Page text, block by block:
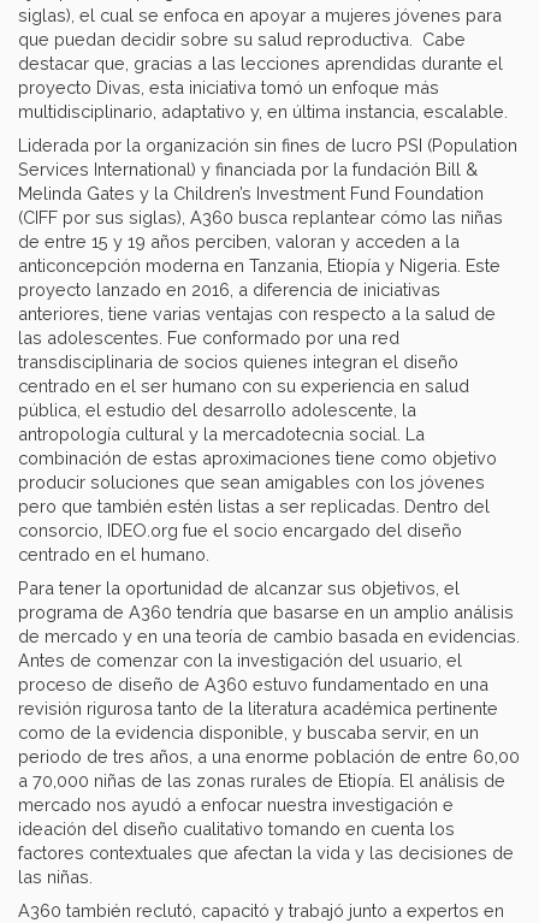
siglas), el cual se enfoca en apoyar a mujeres jóvenes para
que puedan decidir sobre su salud reproductiva. Cabe
destacar que, gracias a las lecciones aprendidas durante el
proyecto Divas, esta iniciativa tomó un enfoque más
multidisciplinario, adaptativo y, en última instancia, escalable.
Liderada por la organización sin fines de lucro PSI (Population
Services International) y financiada por la fundación Bill &
Melinda Gates y la Children’s Investment Fund Foundation
(CIFF por sus siglas), A360 busca replantear cómo las niñas
de entre 15 y 19 años perciben, valoran y acceden a la
anticoncepción moderna en Tanzania, Etiopía y Nigeria. Este
proyecto lanzado en 2016, a diferencia de iniciativas
anteriores, tiene varias ventajas con respecto a la salud de
las adolescentes. Fue conformado por una red
transdisciplinaria de socios quienes integran el diseño
centrado en el ser humano con su experiencia en salud
pública, el estudio del desarrollo adolescente, la
antropología cultural y la mercadotecnia social. La
combinación de estas aproximaciones tiene como objetivo
producir soluciones que sean amigables con los jóvenes
pero que también estén listas a ser replicadas. Dentro del
consorcio, IDEO.org fue el socio encargado del diseño
centrado en el humano.
Para tener la oportunidad de alcanzar sus objetivos, el
programa de A360 tendría que basarse en un amplio análisis
de mercado y en una teoría de cambio basada en evidencias.
Antes de comenzar con la investigación del usuario, el
proceso de diseño de A360 estuvo fundamentado en una
revisión rigurosa tanto de la literatura académica pertinente
como de la evidencia disponible, y buscaba servir, en un
periodo de tres años, a una enorme población de entre 60,00
a 70,000 niñas de las zonas rurales de Etiopía. El análisis de
mercado nos ayudó a enfocar nuestra investigación e
ideación del diseño cualitativo tomando en cuenta los
factores contextuales que afectan la vida y las decisiones de
las niñas.
A360 también reclutó, capacitó y trabajó junto a expertos en